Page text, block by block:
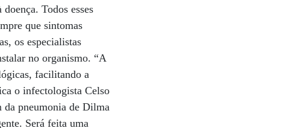
Todos esses
que sintomas
os especialistas
no organismo. “A
facilitando a
o infectologista Celso
da pneumonia de Dilma
Será feita uma